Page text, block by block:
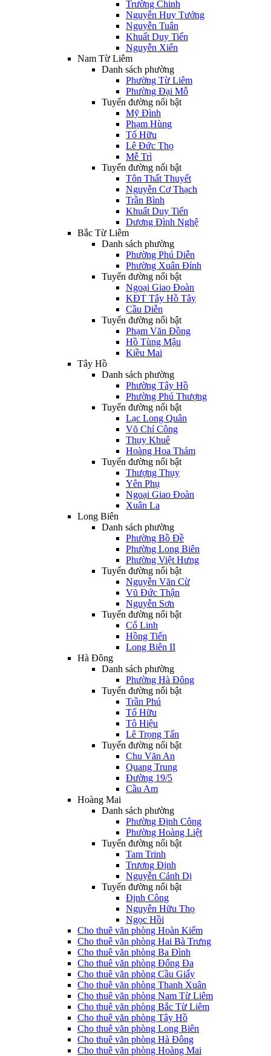
Trường Chinh
Nguyễn Huy Tưởng
Nguyễn Tuân
Khuất Duy Tiến
Nguyễn Xiển
Nam Từ Liêm
Danh sách phường
Phường Từ Liêm
Phường Đại Mỗ
Tuyến đường nổi bật
Mỹ Đình
Phạm Hùng
Tố Hữu
Lê Đức Thọ
Mễ Trì
Tuyến đường nổi bật
Tôn Thất Thuyết
Nguyễn Cơ Thạch
Trần Bình
Khuất Duy Tiến
Dương Đình Nghệ
Bắc Từ Liêm
Danh sách phường
Phường Phú Diễn
Phường Xuân Đỉnh
Tuyến đường nổi bật
Ngoại Giao Đoàn
KĐT Tây Hồ Tây
Cầu Diễn
Tuyến đường nổi bật
Phạm Văn Đồng
Hồ Tùng Mậu
Kiều Mai
Tây Hồ
Danh sách phường
Phường Tây Hồ
Phường Phú Thượng
Tuyến đường nổi bật
Lạc Long Quân
Võ Chí Công
Thụy Khuê
Hoàng Hoa Thám
Tuyến đường nổi bật
Thượng Thụy
Yên Phụ
Ngoại Giao Đoàn
Xuân La
Long Biên
Danh sách phường
Phường Bồ Đề
Phường Long Biên
Phường Việt Hưng
Tuyến đường nổi bật
Nguyễn Văn Cừ
Vũ Đức Thận
Nguyễn Sơn
Tuyến đường nổi bật
Cổ Linh
Hồng Tiến
Long Biên II
Hà Đông
Danh sách phường
Phường Hà Đông
Tuyến đường nổi bật
Trần Phú
Tố Hữu
Tô Hiệu
Lê Trọng Tấn
Tuyến đường nổi bật
Chu Văn An
Quang Trung
Đường 19/5
Cầu Am
Hoàng Mai
Danh sách phường
Phường Định Công
Phường Hoàng Liệt
Tuyến đường nổi bật
Tam Trinh
Trương Định
Nguyễn Cảnh Dị
Tuyến đường nổi bật
Định Công
Nguyễn Hữu Thọ
Ngọc Hồi
Cho thuê văn phòng Hoàn Kiếm
Cho thuê văn phòng Hai Bà Trưng
Cho thuê văn phòng Ba Đình
Cho thuê văn phòng Đống Đa
Cho thuê văn phòng Cầu Giấy
Cho thuê văn phòng Thanh Xuân
Cho thuê văn phòng Nam Từ Liêm
Cho thuê văn phòng Bắc Từ Liêm
Cho thuê văn phòng Tây Hồ
Cho thuê văn phòng Long Biên
Cho thuê văn phòng Hà Đông
Cho thuê văn phòng Hoàng Mai